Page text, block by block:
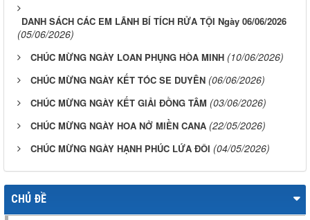
DANH SÁCH CÁC EM LÃNH BÍ TÍCH RỬA TỘI Ngày 06/06/2026
(05/06/2026)
CHÚC MỪNG NGÀY LOAN PHỤNG HÒA MINH (10/06/2026)
CHÚC MỪNG NGÀY KẾT TÓC SE DUYÊN (06/06/2026)
CHÚC MỪNG NGÀY KẾT GIẢI ĐỒNG TÂM (03/06/2026)
CHÚC MỪNG NGÀY HOA NỞ MIỀN CANA (22/05/2026)
CHÚC MỪNG NGÀY HẠNH PHÚC LỨA ĐÔI (04/05/2026)
CHỦ ĐỀ